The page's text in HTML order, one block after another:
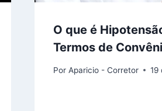
O que é
Termos de
Por Aparicio - Corretor 19